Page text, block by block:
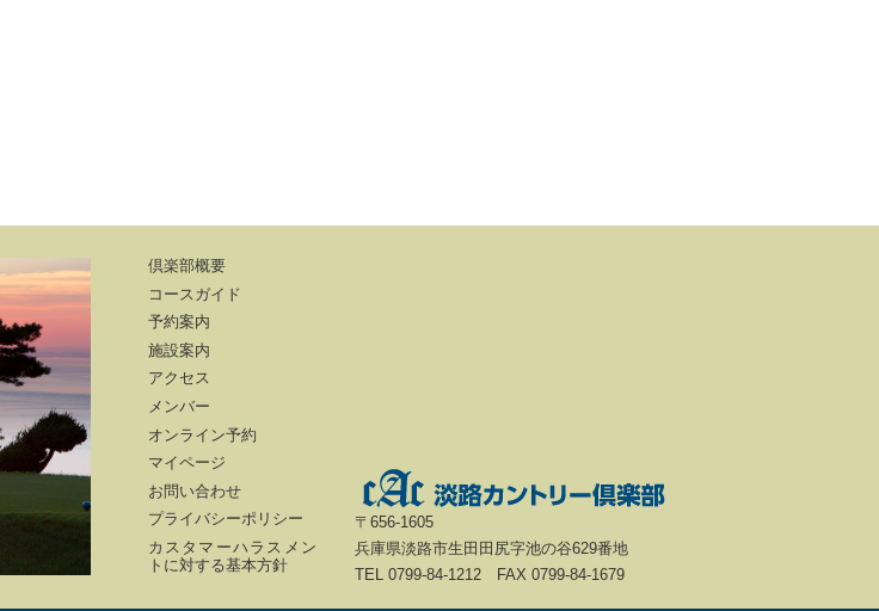
倶楽部概要
コースガイド
予約案内
施設案内
アクセス
メンバー
オンライン予約
マイページ
お問い合わせ
プライバシーポリシー
カスタマーハラスメン
トに対する基本方針
〒656-1605
兵庫県淡路市生田田尻字池の谷629番地
TEL 0799-84-1212 FAX 0799-84-1679